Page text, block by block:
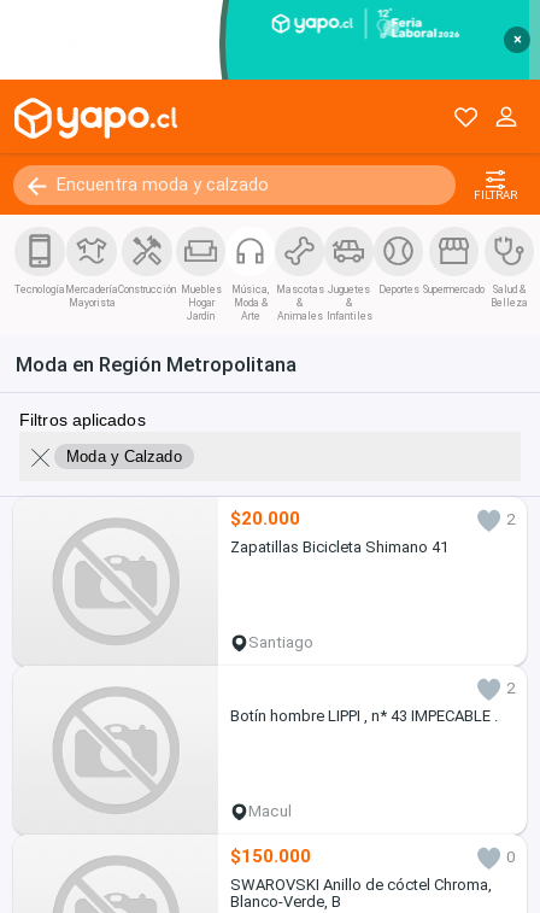
×
FILTRAR
Tecnología Mercadería
Mayorista
Construcción Muebles
Hogar
Jardín
Música,
Moda &
Arte
Mascotas
&
Animales
Juguetes
&
Infantiles
Deportes Supermercado
Salud &
Belleza
Moda en Región Metropolitana
Filtros aplicados
Moda y Calzado
$20.000
2
Zapatillas Bicicleta Shimano 41
Santiago
2
Botín hombre LIPPI , n* 43 IMPECABLE .
Macul
$150.000
0
SWAROVSKI Anillo de cóctel Chroma,
Blanco-Verde, B